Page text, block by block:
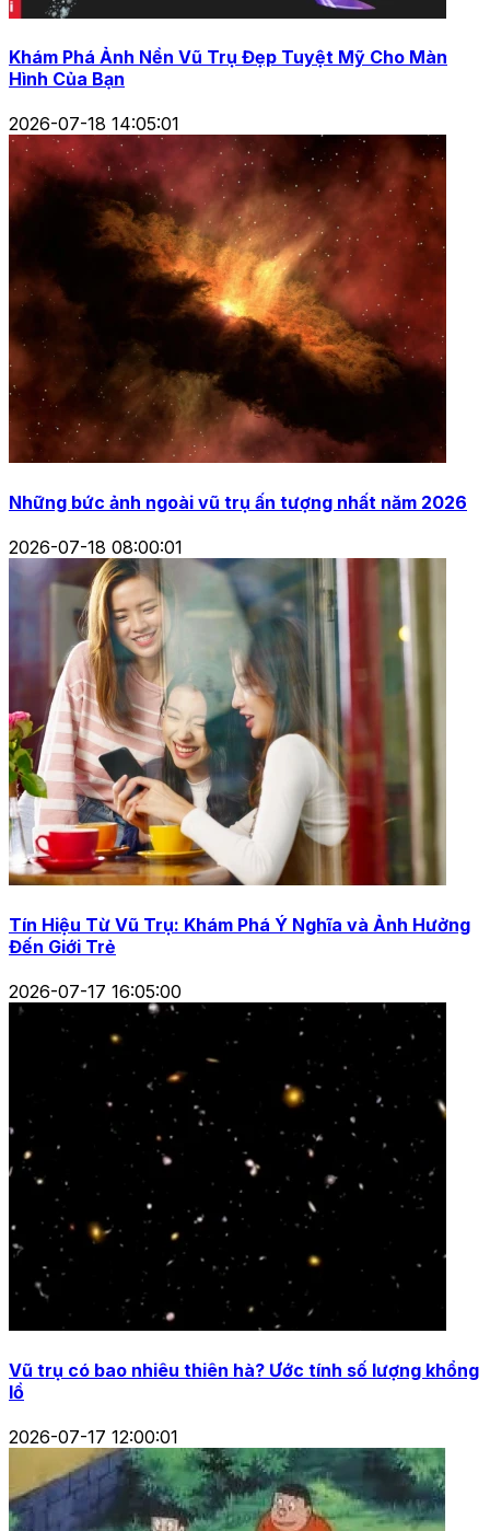
Khám Phá Ảnh Nền Vũ Trụ Đẹp Tuyệt Mỹ Cho Màn
Hình Của Bạn
2026-07-18 14:05:01
Những bức ảnh ngoài vũ trụ ấn tượng nhất năm 2026
2026-07-18 08:00:01
Tín Hiệu Từ Vũ Trụ: Khám Phá Ý Nghĩa và Ảnh Hưởng
Đến Giới Trẻ
2026-07-17 16:05:00
Vũ trụ có bao nhiêu thiên hà? Ước tính số lượng khổng
lồ
2026-07-17 12:00:01